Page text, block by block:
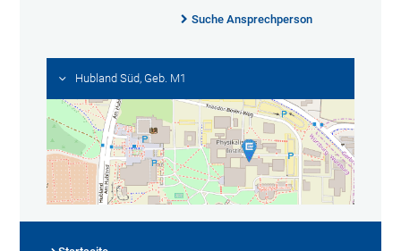
Suche Ansprechperson
Hubland Süd, Geb. M1